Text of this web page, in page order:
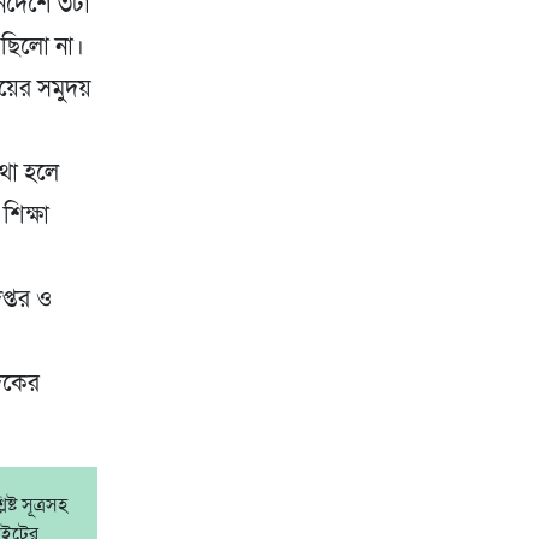
না।
সমুদয়
হলে
ও
সূত্রসহ